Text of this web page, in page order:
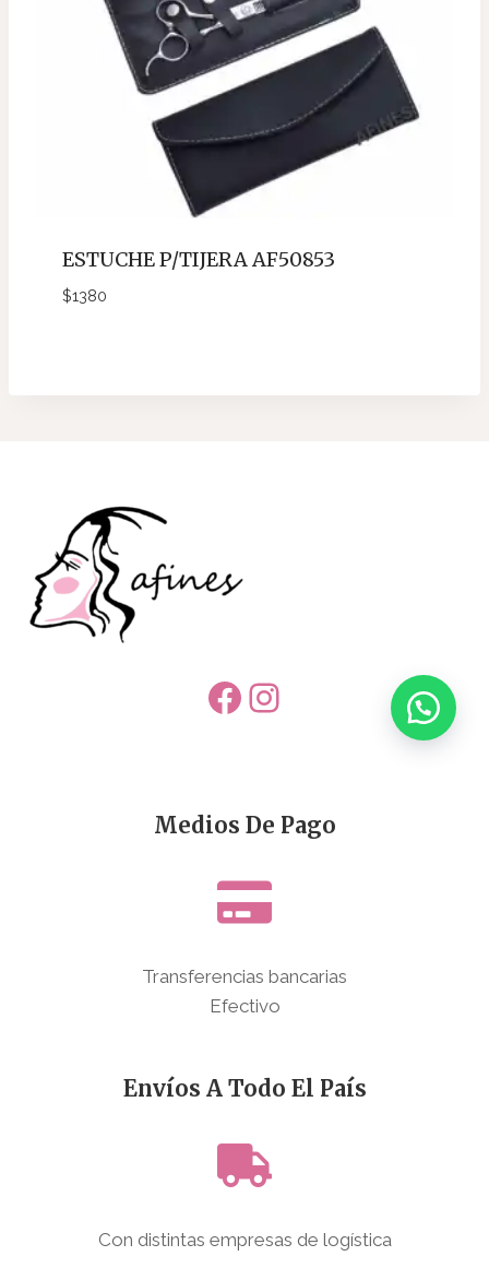
ESTUCHE P/TIJERA AF50853
$1380
Facebook
Instagram
Medios De Pago
Transferencias bancarias
Efectivo
Envíos A Todo El País
Con distintas empresas de logística